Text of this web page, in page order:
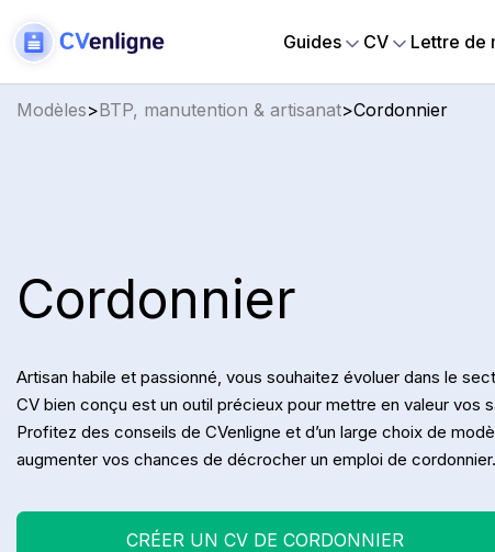
Guides CV Lettre de
Modèles>BTP, manutention & artisanat>Cordonnier
Cordonnier
Artisan habile et passionné, vous souhaitez évoluer dans le
CV bien conçu est un outil précieux pour mettre en valeur vos
Profitez des conseils de CVenligne et d’un large choix de
augmenter vos chances de décrocher un emploi de cordonnier.
CRÉER UN CV DE CORDONNIER